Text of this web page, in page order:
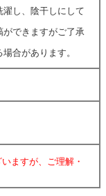
し、陰干しにして
できますがご了承
合があります。
ますが、ご理解・